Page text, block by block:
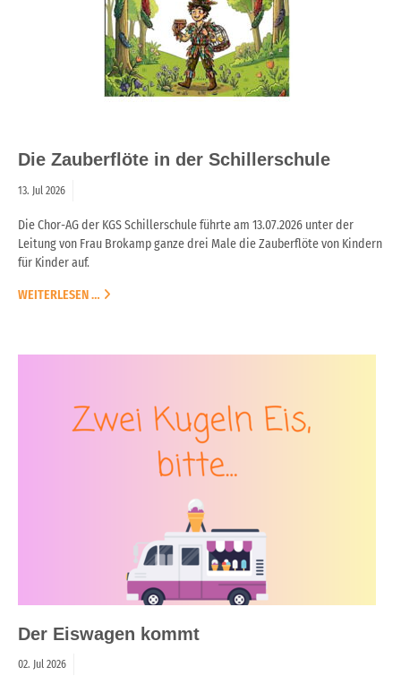
Die Zauberflöte in der Schillerschule
13. Jul 2026
Die Chor-AG der KGS Schillerschule führte am 13.07.2026 unter der
Leitung von Frau Brokamp ganze drei Male die Zauberflöte von Kindern
für Kinder auf.
WEITERLESEN …
Der Eiswagen kommt
02. Jul 2026